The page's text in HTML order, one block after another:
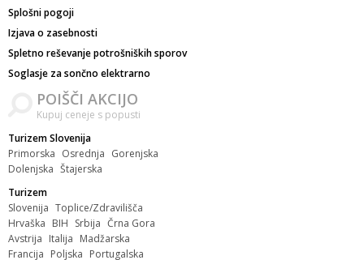
Splošni pogoji
Izjava o zasebnosti
Spletno reševanje potrošniških sporov
Soglasje za sončno elektrarno
POIŠČI AKCIJO
Kupuj ceneje s popusti
Turizem Slovenija
Primorska Osrednja Gorenjska
Dolenjska Štajerska
Turizem
Slovenija Toplice/Zdravilišča
Hrvaška BIH Srbija Črna Gora
Avstrija Italija Madžarska
Francija Poljska Portugalska